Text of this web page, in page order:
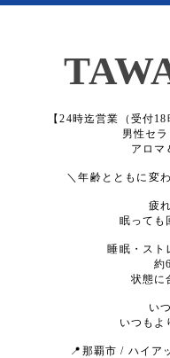
【24時迄営業（受付
男性セ
アロマ
＼年齢とともに変
疲
眠っても
睡眠・スト
約
状態に
い
いつもよ
📍那覇市 / ハイア